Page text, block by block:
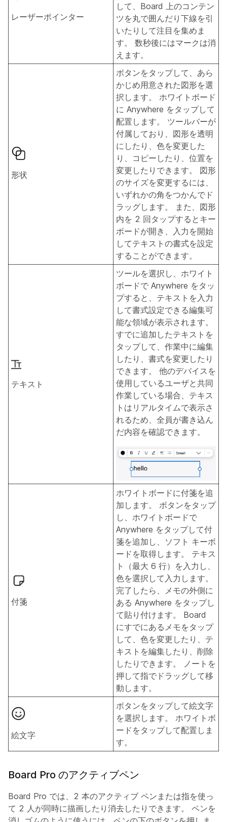
レーザーポインター
して、Board 上のコンテン
ツを丸で囲んだり下線を引
いたりして注目を集めま
す。 数秒後にはマークは消
えます。
形状
ボタンをタップして、あら
かじめ用意された図形を選
択します。 ホワイトボード
に Anywhere をタップして
配置します。 ツールバーが
付属しており、図形を透明
にしたり、色を変更した
り、コピーしたり、位置を
変更したりできます。 図形
のサイズを変更するには、
いずれかの角をつかんでド
ラッグします。 また、図形
内を 2 回タップするとキー
ボードが開き、入力を開始
してテキストの書式を設定
することができます。
テキスト
ツールを選択し、ホワイト
ボードで Anywhere をタッ
プすると、テキストを入力
して書式設定できる編集可
能な領域が表示されます。
すでに追加したテキストを
タップして、作業中に編集
したり、書式を変更したり
できます。 他のデバイスを
使用しているユーザと共同
作業している場合、テキス
トはリアルタイムで表示さ
れるため、全員が書き込ん
だ内容を確認できます。
付箋
ホワイトボードに付箋を追
加します。 ボタンをタップ
し、ホワイトボードで
Anywhere をタップして付
箋を追加し、ソフト キーボ
ードを取得します。 テキス
ト（最大 6 行）を入力し、
色を選択して入力します。
完了したら、メモの外側に
ある Anywhere をタップし
て貼り付けます。 Board
にすでにあるメモをタップ
して、色を変更したり、テ
キストを編集したり、削除
したりできます。 ノートを
押して指でドラッグして移
動します。
絵文字
ボタンをタップして絵文字
を選択します。 ホワイトボ
ードをタップして配置しま
す。
Board Pro のアクティブペン
Board Pro では、2 本のアクティブ ペンまたは指を使っ
て 2 人が同時に描画したり消去したりできます。 ペンを